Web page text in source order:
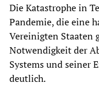
Die Katastrophe in
Pandemie, die eine
Vereinigten Staaten
Notwendigkeit der
Systems und seiner
deutlich.